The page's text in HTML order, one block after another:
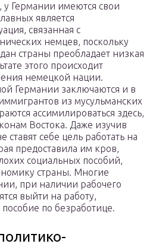
Германии имеются свои
является
связанная с
немцев, поскольку
страны преобладает низкая
этого происходит
немецкой нации.
Германии заключаются и в
из мусульманских
ассимилироваться здесь,
Востока. Даже изучив
себе цель работать на
предоставила им кров,
социальных пособий,
страны. Многие
при наличии рабочего
выйти на работу,
пособие по безработице.